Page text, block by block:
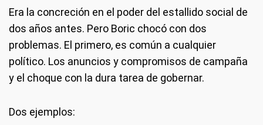
Era la concreción en el poder del estallido social de
dos años antes. Pero Boric chocó con dos
problemas. El primero, es común a cualquier
político. Los anuncios y compromisos de campaña
y el choque con la dura tarea de gobernar.
Dos ejemplos: